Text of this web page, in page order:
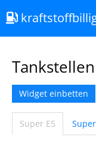
Widget einbetten
Super E5